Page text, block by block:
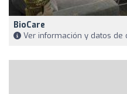
BioCare
Ver información y datos de